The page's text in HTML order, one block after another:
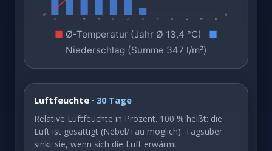
0° 0
J F M A M J J A S O N D
■ Ø-Temperatur (Jahr Ø 13,4 °C) ■
Niederschlag (Summe 347 l/m²)
Luftfeuchte · 30 Tage
Relative Luftfeuchte in Prozent. 100 % heißt: die
Luft ist gesättigt (Nebel/Tau möglich). Tagsüber
sinkt sie, wenn sich die Luft erwärmt.